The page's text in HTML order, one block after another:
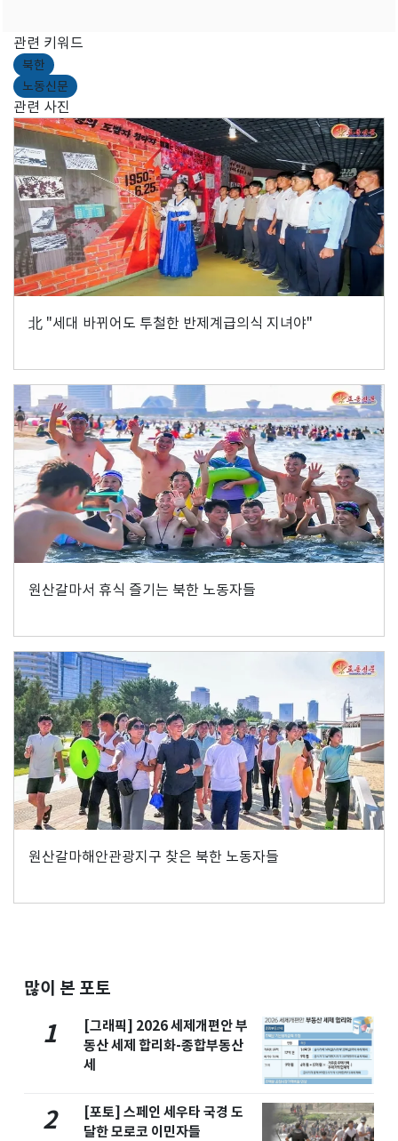
관련 키워드
북한
노동신문
관련 사진
北 "세대 바뀌어도 투철한 반제계급의식 지녀야"
원산갈마서 휴식 즐기는 북한 노동자들
원산갈마해안관광지구 찾은 북한 노동자들
많이 본 포토
1
[그래픽] 2026 세제개편안 부
동산 세제 합리화-종합부동산
세
2
[포토] 스페인 세우타 국경 도
달한 모로코 이민자들